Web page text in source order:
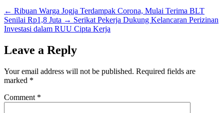
← Ribuan Warga Jogja Terdampak Corona, Mulai Terima BLT
Senilai Rp1,8 Juta → Serikat Pekerja Dukung Kelancaran Perizinan
Investasi dalam RUU Cipta Kerja
Leave a Reply
Your email address will not be published. Required fields are
marked *
Comment *